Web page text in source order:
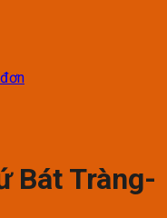
Bát Tràng-